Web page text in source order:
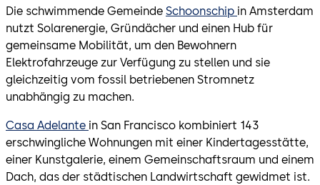
Die schwimmende Gemeinde Schoonschip in Amsterdam
nutzt Solarenergie, Gründächer und einen Hub für
gemeinsame Mobilität, um den Bewohnern
Elektrofahrzeuge zur Verfügung zu stellen und sie
gleichzeitig vom fossil betriebenen Stromnetz
unabhängig zu machen.
Casa Adelante in San Francisco kombiniert 143
erschwingliche Wohnungen mit einer Kindertagesstätte,
einer Kunstgalerie, einem Gemeinschaftsraum und einem
Dach, das der städtischen Landwirtschaft gewidmet ist.